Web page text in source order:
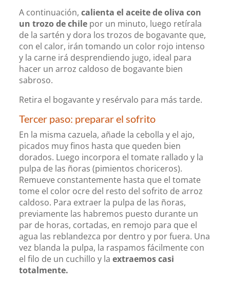
A continuación, calienta el aceite de oliva con
un trozo de chile por un minuto, luego retírala
de la sartén y dora los trozos de bogavante que,
con el calor, irán tomando un color rojo intenso
y la carne irá desprendiendo jugo, ideal para
hacer un arroz caldoso de bogavante bien
sabroso.
Retira el bogavante y resérvalo para más tarde.
Tercer paso: preparar el sofrito
En la misma cazuela, añade la cebolla y el ajo,
picados muy finos hasta que queden bien
dorados. Luego incorpora el tomate rallado y la
pulpa de las ñoras (pimientos choriceros).
Remueve constantemente hasta que el tomate
tome el color ocre del resto del sofrito de arroz
caldoso. Para extraer la pulpa de las ñoras,
previamente las habremos puesto durante un
par de horas, cortadas, en remojo para que el
agua las reblandezca por dentro y por fuera. Una
vez blanda la pulpa, la raspamos fácilmente con
el filo de un cuchillo y laextraemos casi
totalmente.